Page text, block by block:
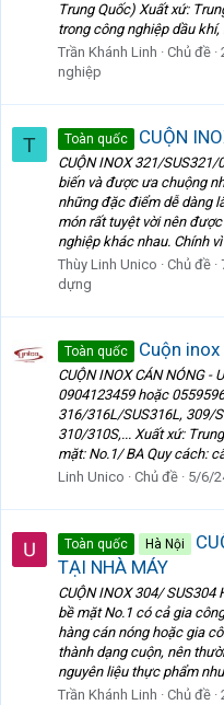
Trung Quốc) Xuất xứ:
trong công nghiệp dầu khí,
Trần Khánh Linh
Chủ đề
nghiệp
T Toàn quốc CUỘN
CUỘN INOX 321/
biến và được ưa chuộng
những đặc điểm dễ dàng
món rất tuyệt vời nên
nghiệp khác nhau. Chính vì
Thùy Linh Unico
Chủ đề
dựng
Toàn quốc Cuộn
CUỘN INOX CÁN NÓNG
0904123459 hoặc
316/316L/SUS316L, 309/
310/310S,... Xuất xứ:
mặt: No.1/ BA Quy cách:
Linh Unico
Chủ đề 5/6/
Toàn quốc Hà Nội
TẠI NHÀ MÁY
CUỘN INOX 304/ SUS304
bề mặt No.1 có cả gia
hàng cán nóng hoặc gia
thành dạng cuộn, nên
nguyên liệu thực phẩm
Trần Khánh Linh
Chủ đề